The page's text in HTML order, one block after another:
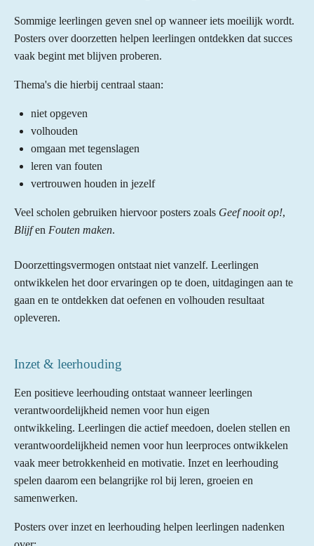
Sommige leerlingen geven snel op wanneer iets moeilijk wordt.
Posters over doorzetten helpen leerlingen ontdekken dat succes
vaak begint met blijven proberen.
Thema's die hierbij centraal staan:
niet opgeven
volhouden
omgaan met tegenslagen
leren van fouten
vertrouwen houden in jezelf
Veel scholen gebruiken hiervoor posters zoals Geef nooit op!,
Blijfen Fouten maken.
Doorzettingsvermogen ontstaat niet vanzelf. Leerlingen
ontwikkelen het door ervaringen op te doen, uitdagingen aan te
gaan en te ontdekken dat oefenen en volhouden resultaat
opleveren.
Inzet & leerhouding
Een positieve leerhouding ontstaat wanneer leerlingen
verantwoordelijkheid nemen voor hun eigen
ontwikkeling. Leerlingen die actief meedoen, doelen stellen en
verantwoordelijkheid nemen voor hun leerproces ontwikkelen
vaak meer betrokkenheid en motivatie. Inzet en leerhouding
spelen daarom een belangrijke rol bij leren, groeien en
samenwerken.
Posters over inzet en leerhouding helpen leerlingen nadenken